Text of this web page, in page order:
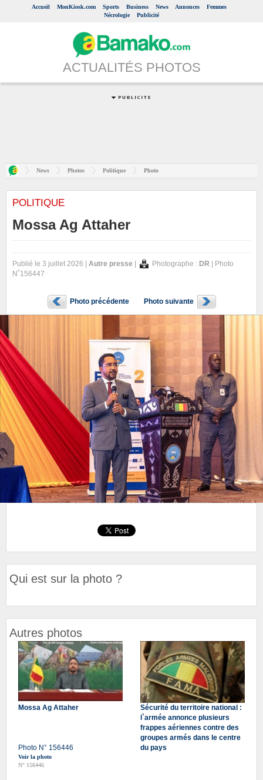
Accueil MonKiosk.com Sports Business News Annonces
Femmes
Nécrologie
Publicité
ACTUALITÉS PHOTOS
News Photos Politique Photo
POLITIQUE
Mossa Ag Attaher
Publié le 3 juillet 2026 | Autre presse Photographe : DR | Photo
N˚156447
Photo précédente Photo suivante
Qui est sur la photo ?
Autres photos
Mossa Ag Attaher
Photo N° 156446
Voir la photo
N° 156446
Sécurité du territoire national :
l`armée annonce plusieurs
frappes aériennes contre des
groupes armés dans le centre
du pays